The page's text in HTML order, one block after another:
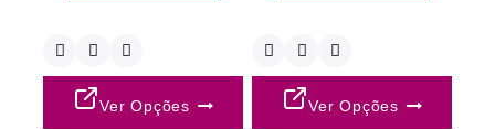
Ver Opções Ver Opções